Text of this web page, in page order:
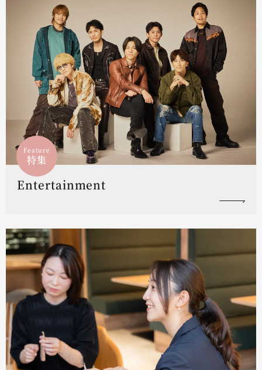
Feature
特集
Entertainment